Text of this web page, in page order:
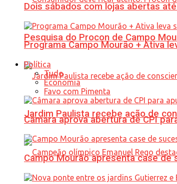
Pesquisa do Procon de Campo
Jardim Paulista recebe ação de
Dois sábados com lojas abertas
Programa Campo Mourão + Ativa
Política
Tudo
Economia
Favo com Pimenta
Câmara aprova abertura de CPI
Campo Mourão apresenta case